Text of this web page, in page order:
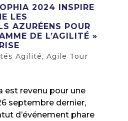
2024 INSPIRE
LES
AZURÉENS POUR
DE L’AGILITÉ »
Agilité, Agile Tour
est revenu pour une
septembre dernier,
d’événement phare